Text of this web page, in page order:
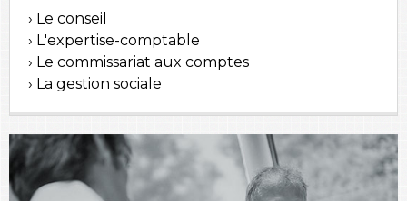
Le conseil
L'expertise-comptable
Le commissariat aux comptes
La gestion sociale